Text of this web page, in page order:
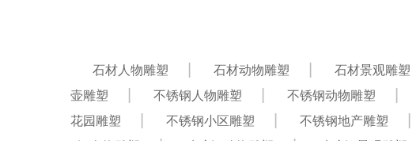
石材人物雕塑 石材动物雕塑 石材景观雕塑
壶雕塑
不锈钢人物雕塑 不锈钢动物雕塑
花园雕塑
不锈钢小区雕塑 不锈钢地产雕塑